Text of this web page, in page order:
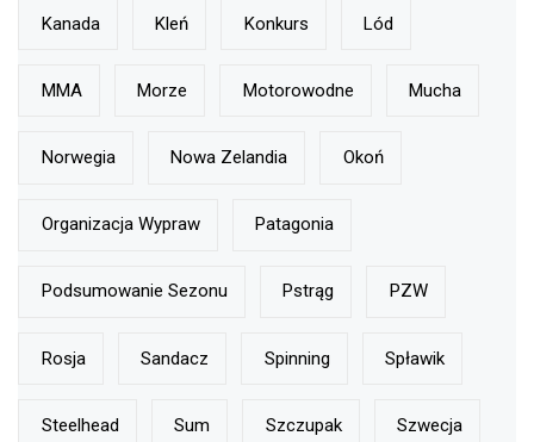
Kanada Kleń Konkurs Lód
MMA Morze Motorowodne Mucha
Norwegia Nowa Zelandia Okoń
Organizacja Wypraw Patagonia
Podsumowanie Sezonu Pstrąg PZW
Rosja Sandacz Spinning Spławik
Steelhead Sum Szczupak Szwecja